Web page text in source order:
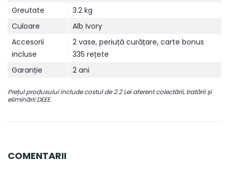
Greutate
3.2 kg
Culoare
Alb Ivory
Accesorii
incluse
2 vase, periuță curățare, carte bonus
335 rețete
Garanție
2 ani
Prețul produsului include costul de 2.2 Lei aferent colectării, tratării și
eliminării DEEE.
COMENTARII